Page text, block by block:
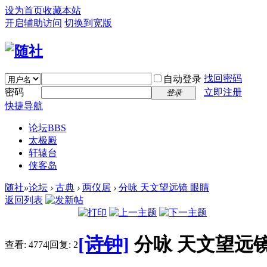
设为首页收藏本站
开启辅助访问 切换到宽版
自动登录 找回密码
密码
登录
立即注册
快捷导航
论坛BBS
太极殿
轩辕台
侠客岛
随社»论坛 › 古典 › 两仪居 › 分咏 天文望远镜 眼睛
返回列表
查看: 4774|回复: 2[诗钟] 分咏 天文望远